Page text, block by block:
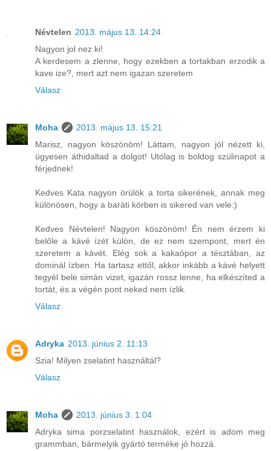
Névtelen 2013. május 13. 14:24
Nagyon jol nez ki!
A kerdesem a zlenne, hogy ezekben a tortakban erzodik a
kave ize?, mert azt nem igazan szeretem
Válasz
Moha
2013. május 13. 15:21
Marisz, nagyon köszönöm! Láttam, nagyon jól nézett ki,
ügyesen áthidaltad a dolgot! Utólag is boldog szülinapot a
férjednek!
Kedves Kata nagyon örülök a torta sikerének, annak meg
különösen, hogy a baráti körben is sikered van vele:)
Kedves Névtelen! Nagyon köszönöm! Én nem érzem ki
belőle a kávé ízét külön, de ez nem szempont, mert én
szeretem a kávét. Elég sok a kakaópor a tésztában, az
dominál ízben. Ha tartasz ettől, akkor inkább a kávé helyett
tegyél bele simán vizet, igazán rossz lenne, ha elkészíted a
tortát, és a végén pont neked nem ízlik.
Válasz
Adryka 2013. június 2. 11:13
Szia! Milyen zselatint használtál?
Válasz
Moha
2013. június 3. 1:04
Adryka sima porzselatint használok, ezért is adom meg
grammban, bármelyik gyártó terméke jó hozzá.